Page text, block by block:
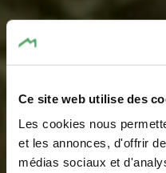
Ce site web utilise des
Les cookies nous
et les annonces, d'offrir
médias sociaux et